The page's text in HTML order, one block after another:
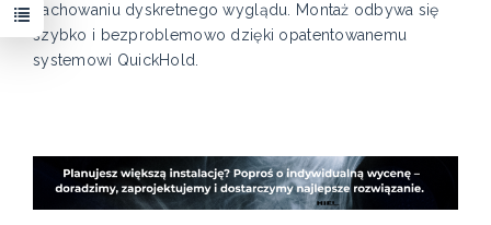
zachowaniu dyskretnego wyglądu. Montaż odbywa się
szybko i bezproblemowo dzięki opatentowanemu
systemowi QuickHold.